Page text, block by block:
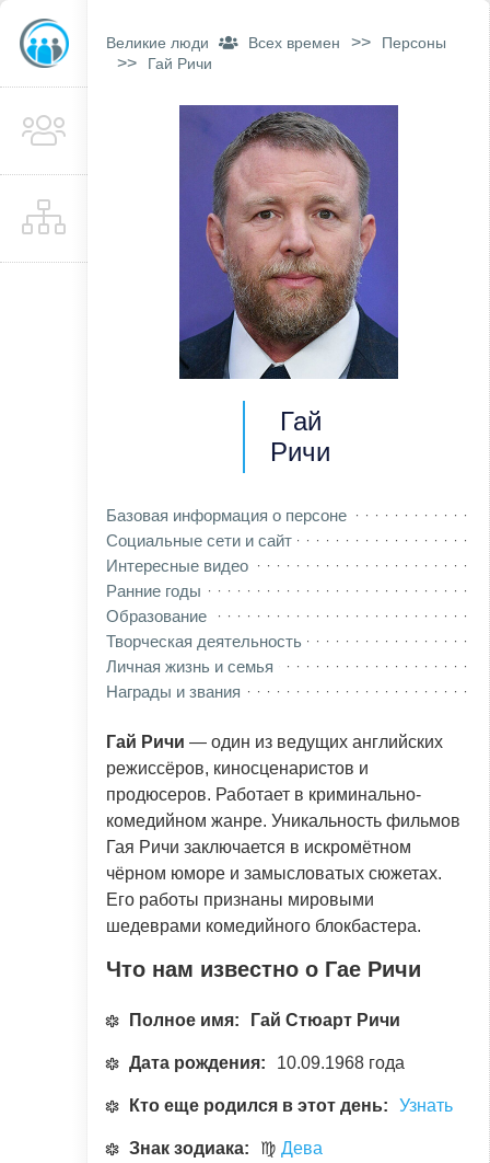
Великие люди Всех времен >> Персоны
>> Гай Ричи
Гай
Ричи
Базовая информация о персоне
Социальные сети и сайт
Интересные видео
Ранние годы
Образование
Творческая деятельность
Личная жизнь и семья
Награды и звания
Гай Ричи — один из ведущих английских
режиссёров, киносценаристов и
продюсеров. Работает в криминально-
комедийном жанре. Уникальность фильмов
Гая Ричи заключается в искромётном
чёрном юморе и замысловатых сюжетах.
Его работы признаны мировыми
шедеврами комедийного блокбастера.
Что нам известно о Гае Ричи
Полное имя: Гай Стюарт Ричи
Дата рождения: 10.09.1968 года
Кто еще родился в этот день: Узнать
Знак зодиака: ♍ Дева